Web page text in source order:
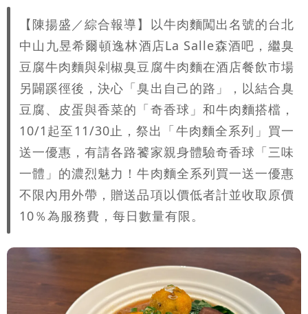
【陳揚盛／綜合報導】以牛肉麵闖出名號的台北
中山九昱希爾頓逸林酒店La Salle森酒吧，繼臭
豆腐牛肉麵與剁椒臭豆腐牛肉麵在酒店餐飲市場
另闢蹊徑後，決心「臭出自己的路」，以結合臭
豆腐、皮蛋與香菜的「奇香球」和牛肉麵搭檔，
10/1起至11/30止，祭出「牛肉麵全系列」買一
送一優惠，有請各路饕家親身體驗奇香球「三味
一體」的濃烈魅力！牛肉麵全系列買一送一優惠
不限內用外帶，贈送品項以價低者計並收取原價
10％為服務費，每日數量有限。